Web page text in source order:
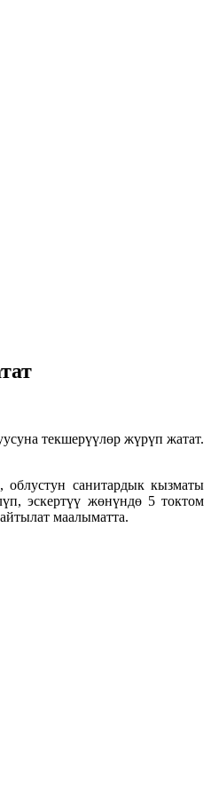
текшерүүлөр жүрүп жатат.
санитардык кызматы
эскертүү жөнүндө 5 токтом
маалыматта.